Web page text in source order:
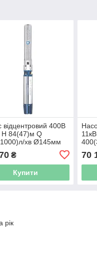
відцентровий 400В
H 84(47)м Q
хв Ø145мм
нерж сталь+пульт
DONGYIN
6 (7777633)
₴
Купити
(з
70
рік